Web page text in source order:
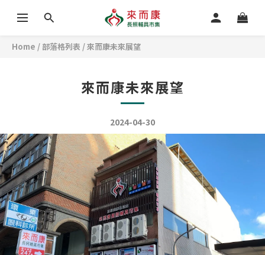
Home / 部落格列表 /來而康未來展望
來而康未來展望
2024-04-30